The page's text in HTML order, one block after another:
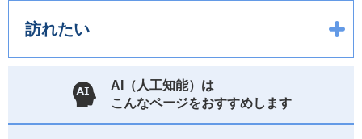
訪れたい
AI（人工知能）は
こんなページをおすすめします